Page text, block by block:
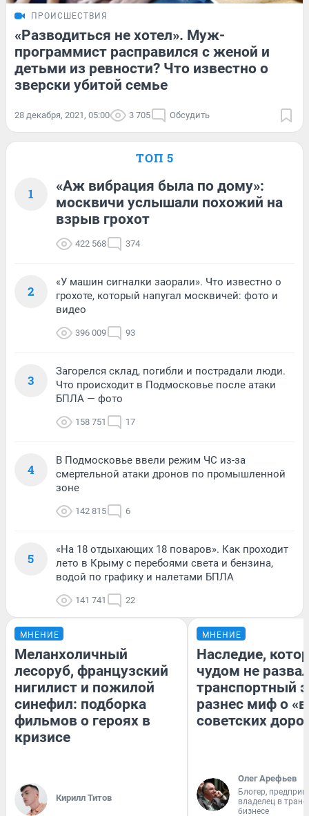
ПРОИСШЕСТВИЯ
«Разводиться не хотел». Муж-
программист расправился с женой и
детьми из ревности? Что известно о
зверски убитой семье
28 декабря, 2021, 05:00 3 705 Обсудить
ТОП 5
1
«Аж вибрация была по дому»:
москвичи услышали похожий на
взрыв грохот
422 568 374
2
«У машин сигналки заорали». Что известно о
грохоте, который напугал москвичей: фото и
видео
396 009 93
3
Загорелся склад, погибли и пострадали люди.
Что происходит в Подмосковье после атаки
БПЛА — фото
158 751 17
4
В Подмосковье ввели режим ЧС из-за
смертельной атаки дронов по промышленной
зоне
142 815 6
5
«На 18 отдыхающих 18 поваров». Как проходит
лето в Крыму с перебоями света и бензина,
водой по графику и налетами БПЛА
141 741 22
МНЕНИЕ
Меланхоличный
лесоруб, французский
нигилист и пожилой
синефил: подборка
фильмов о героях в
кризисе
Кирилл Титов
МНЕНИЕ
Наследие,
чудом не
транспортный
разнес миф о
советских
Олег Арефьев
Блогер,
владелец в
бизнесе